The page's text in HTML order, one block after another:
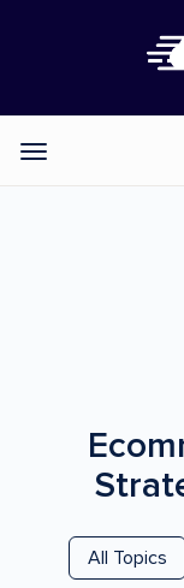
Categories
All Topics